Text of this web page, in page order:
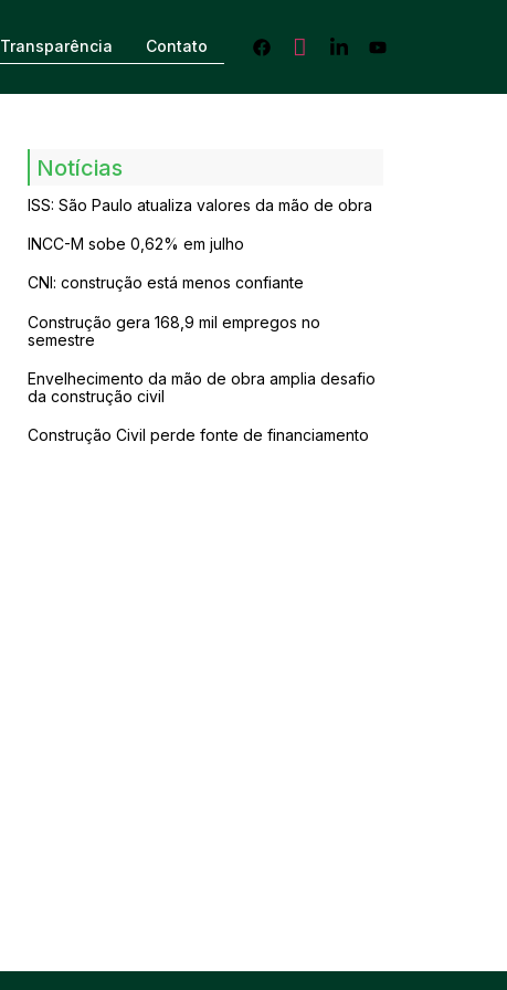
Transparência Contato
Notícias
ISS: São Paulo atualiza valores da mão de obra
INCC-M sobe 0,62% em julho
CNI: construção está menos confiante
Construção gera 168,9 mil empregos no
semestre
Envelhecimento da mão de obra amplia desafio
da construção civil
Construção Civil perde fonte de financiamento